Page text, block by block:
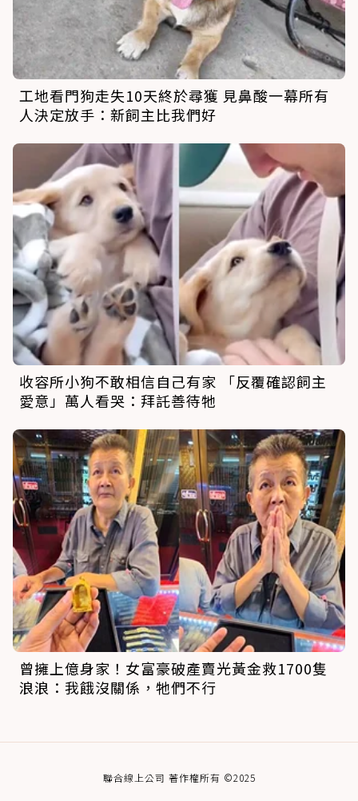
工地看門狗走失10天終於尋獲 見鼻酸一幕所有
人決定放手：新飼主比我們好
收容所小狗不敢相信自己有家 「反覆確認飼主
愛意」萬人看哭：拜託善待牠
曾擁上億身家！女富豪破產賣光黃金救1700隻
浪浪：我餓沒關係，牠們不行
聯合線上公司 著作權所有 ©2025